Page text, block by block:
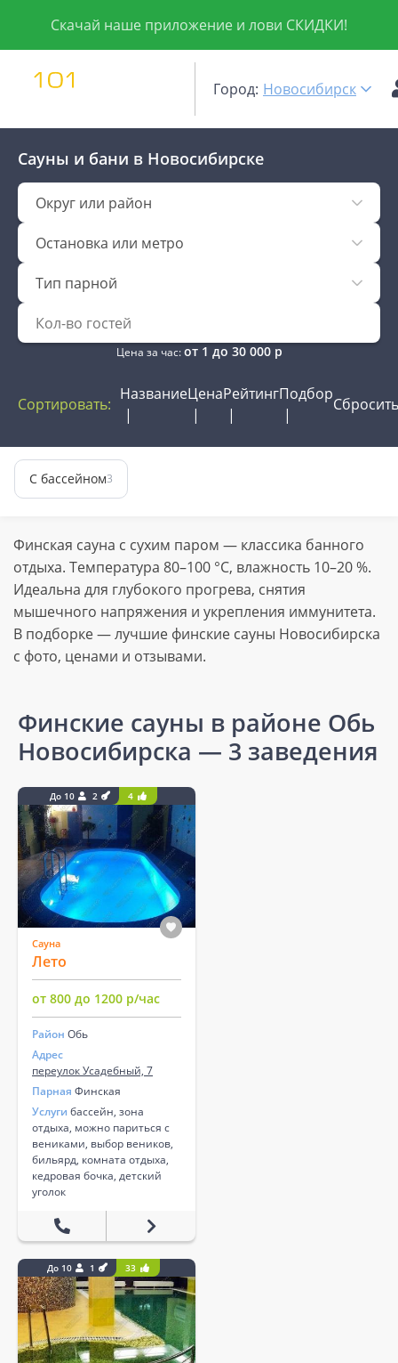
Скачай наше приложение и лови СКИДКИ!
Город: Новосибирск
Сауны и бани в Новосибирске
Округ или район
Остановка или метро
Тип парной
Цена за час:от 1 до 30 000р
Сортировать:
НазваниеЦенаРейтингПодбор
Сбросить
С бассейном3
Финская сауна с сухим паром — классика банного
отдыха. Температура 80–100 °C, влажность 10–20 %.
Идеальна для глубокого прогрева, снятия
мышечного напряжения и укрепления иммунитета.
В подборке — лучшие финские сауны Новосибирска
с фото, ценами и отзывами.
Финские сауны в районе Обь
Новосибирска — 3 заведения
До 10 2 4
Сауна
Лето
от 800 до 1200 р/час
Район Обь
Адрес
переулок Усадебный, 7
Парная Финская
Услуги бассейн, зона
отдыха, можно париться с
вениками, выбор веников,
бильярд, комната отдыха,
кедровая бочка, детский
уголок
До 10 1 33